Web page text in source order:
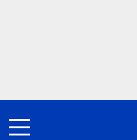
Primary